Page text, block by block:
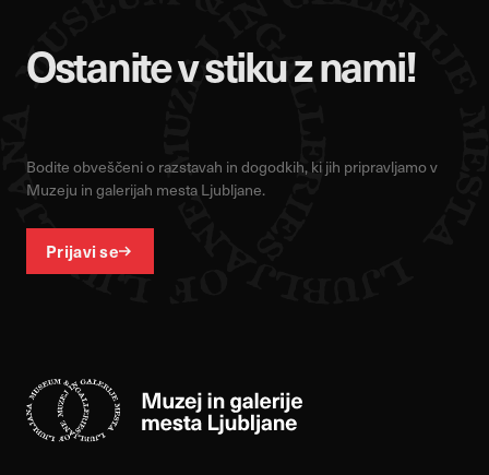
Ostanite v stiku z nami!
Bodite obveščeni o razstavah in dogodkih, ki jih pripravljamo v
Muzeju in galerijah mesta Ljubljane.
Prijavi se